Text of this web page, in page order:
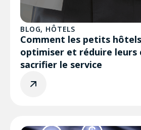
BLOG, HÔTELS
Comment les petits
optimiser et réduire leurs
sacrifier le service